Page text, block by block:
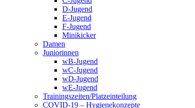
D-Jugend
E-Jugend
F-Jugend
Minikicker
Damen
Juniorinnen
wB-Jugend
wC-Jugend
wD-Jugend
wE-Jugend
Trainingszeiten/Platzeinteilung
COVID-19 – Hygienekonzepte